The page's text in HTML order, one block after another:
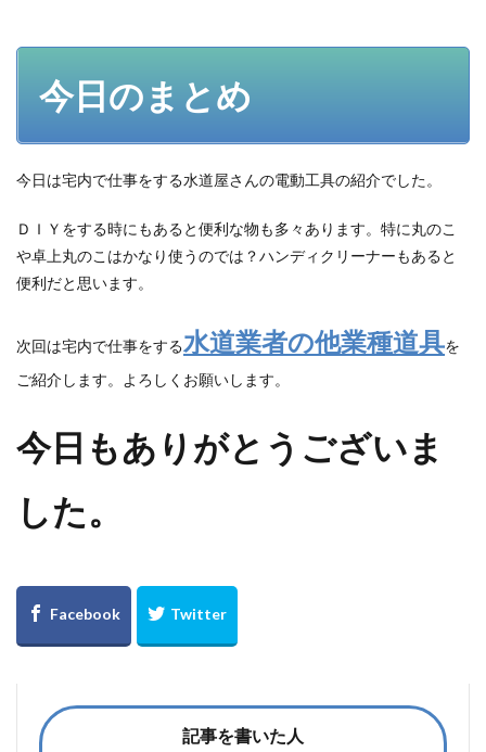
今日のまとめ
今日は宅内で仕事をする水道屋さんの電動工具の紹介でした。
ＤＩＹをする時にもあると便利な物も多々あります。特に丸のこ
や卓上丸のこはかなり使うのでは？ハンディクリーナーもあると
便利だと思います。
次回は宅内で仕事をする水道業者の他業種道具を
ご紹介します。よろしくお願いします。
今日もありがとうございま
した。
記事を書いた人